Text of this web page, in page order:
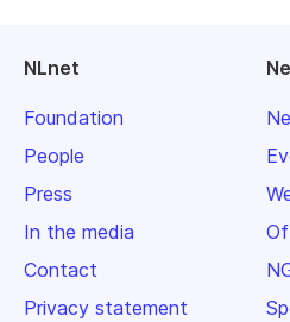
NLnet
Foundation
People
Press
In the media
Contact
Privacy statement